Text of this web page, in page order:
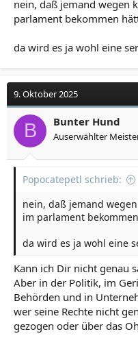
nein, daß jemand wegen
parlament bekommen
da wird es ja wohl eine
9. Oktober 2025
B Bunter Hund
Auserwählter
Popocatepetl schrieb:
nein, daß jemand
im parlament
da wird es ja wohl eine
Kann ich Dir nicht genau
Aber in der Politik, im
Behörden und in
wer seine Rechte nicht
gezogen oder über das